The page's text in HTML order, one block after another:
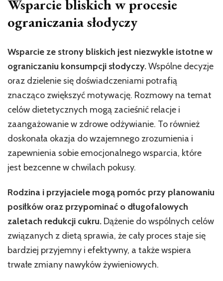
Wsparcie bliskich w procesie
ograniczania słodyczy
Wsparcie ze strony bliskich jest niezwykle istotne w
ograniczaniu konsumpcji słodyczy.Wspólne decyzje
oraz dzielenie się doświadczeniami potrafią
znacząco zwiększyć motywację. Rozmowy na temat
celów dietetycznych mogą zacieśnić relacje i
zaangażowanie w zdrowe odżywianie. To również
doskonała okazja do wzajemnego zrozumienia i
zapewnienia sobie emocjonalnego wsparcia, które
jest bezcenne w chwilach pokusy.
Rodzina i przyjaciele mogą pomóc przy planowaniu
posiłków oraz przypominać o długofalowych
zaletach redukcji cukru. Dążenie do wspólnych celów
związanych z dietą sprawia, że cały proces staje się
bardziej przyjemny i efektywny, a także wspiera
trwałe zmiany nawyków żywieniowych.